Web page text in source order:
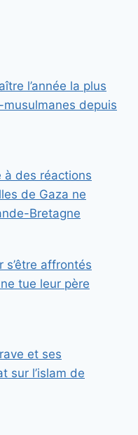
l’année la plus
depuis
à des réactions
de Gaza ne
Bretagne
s’être affrontés
tue leur père
et ses
sur l’islam de